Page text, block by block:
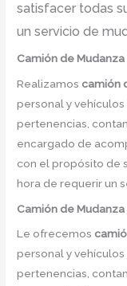
satisfacer todas
un servicio de
Camión de Mudanza
Realizamos camión
personal y
pertenencias,
encargado de
con el propósito de
hora de requerir un
Camión de Mudanza
Le ofrecemos
personal y
pertenencias,